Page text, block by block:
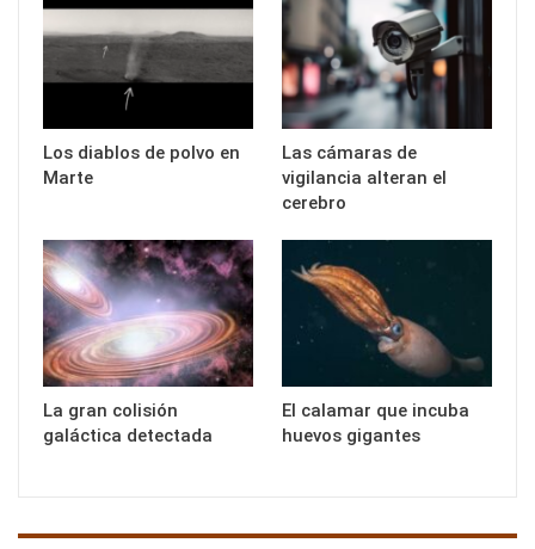
Los diablos de polvo en
Marte
Las cámaras de
vigilancia alteran el
cerebro
La gran colisión
galáctica detectada
El calamar que incuba
huevos gigantes